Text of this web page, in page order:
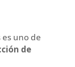
uno de
de